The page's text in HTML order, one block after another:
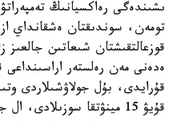
تومەن، سوندىقتان ەشقانداي
قوزعالتقىشتان شىعاتىن
قۇرايدى، بۇل جولاۋشىلاردى